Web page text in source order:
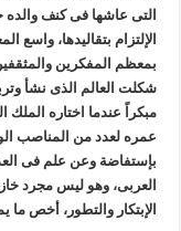
التى عاشها فى كنف والده
الإلتزام بتقاليدها، واسع
بمعظم المفكرين والمثقفين
شكلت العالم الذى نشأ
مبكراً عندما اختاره الملك
عمره لعدد من المناصب
بإستفاضة وعن علم فى
العربى، وهو ليس مجرد
الإبتكار والتطور، أخص ما